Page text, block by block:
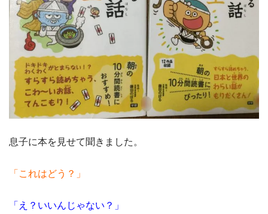
息子に本を見せて聞きました。
「これはどう？」
「え？いいんじゃない？」